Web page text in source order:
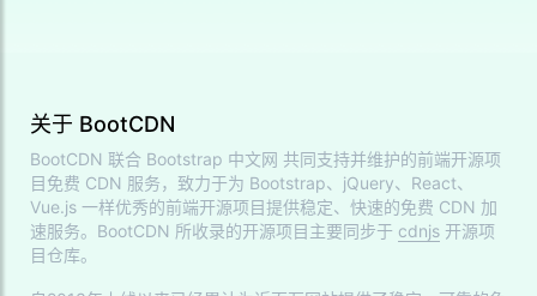
关于 BootCDN
BootCDN 联合 Bootstrap 中文网 共同支持并维护的前端开源项
目免费 CDN 服务，致力于为 Bootstrap、jQuery、React、
Vue.js 一样优秀的前端开源项目提供稳定、快速的免费 CDN 加
速服务。BootCDN 所收录的开源项目主要同步于 cdnjs 开源项
目仓库。